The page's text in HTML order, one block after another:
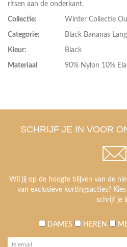
ritsen aan de onderkant.
Collectie: Winter Collectie
Categorie: Black Bananas
Kleur: Black
Materiaal 90% Nylon 10%
SCHRIJF JE IN VOOR
Wil jij op de hoogte blijven van de
van exclusieve kortingsacties?
schrijf je
DAMES HEREN